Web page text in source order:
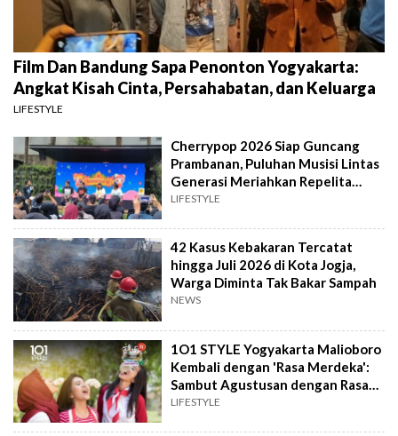
Film Dan Bandung Sapa Penonton Yogyakarta:
Angkat Kisah Cinta, Persahabatan, dan Keluarga
LIFESTYLE
Cherrypop 2026 Siap Guncang
Prambanan, Puluhan Musisi Lintas
Generasi Meriahkan Repelita
Musik
LIFESTYLE
42 Kasus Kebakaran Tercatat
hingga Juli 2026 di Kota Jogja,
Warga Diminta Tak Bakar Sampah
NEWS
1O1 STYLE Yogyakarta Malioboro
Kembali dengan 'Rasa Merdeka':
Sambut Agustusan dengan Rasa
dan Tawa
LIFESTYLE